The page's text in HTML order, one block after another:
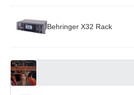
Behringer X32 Rack